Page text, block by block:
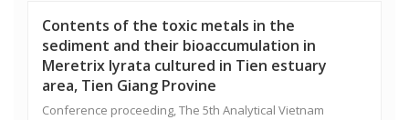
Contents of the toxic metals in the
sediment and their bioaccumulation in
Meretrix lyrata cultured in Tien estuary
area, Tien Giang Provine
Conference proceeding, The 5th Analytical Vietnam